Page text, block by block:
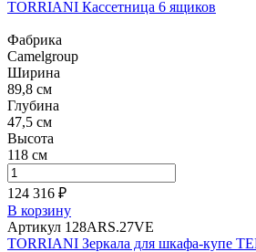
TORRIANI Кассетница 6 ящиков
Фабрика
Camelgroup
Ширина
89,8 см
Глубина
47,5 см
Высота
118 см
124 316 ₽
В корзину
Артикул 128ARS.27VE
TORRIANI Зеркала для шкафа-купе